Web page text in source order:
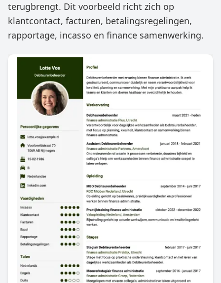
terugbrengt. Dit voorbeeld richt zich op
klantcontact, facturen, betalingsregelingen,
rapportage, incasso en finance samenwerking.